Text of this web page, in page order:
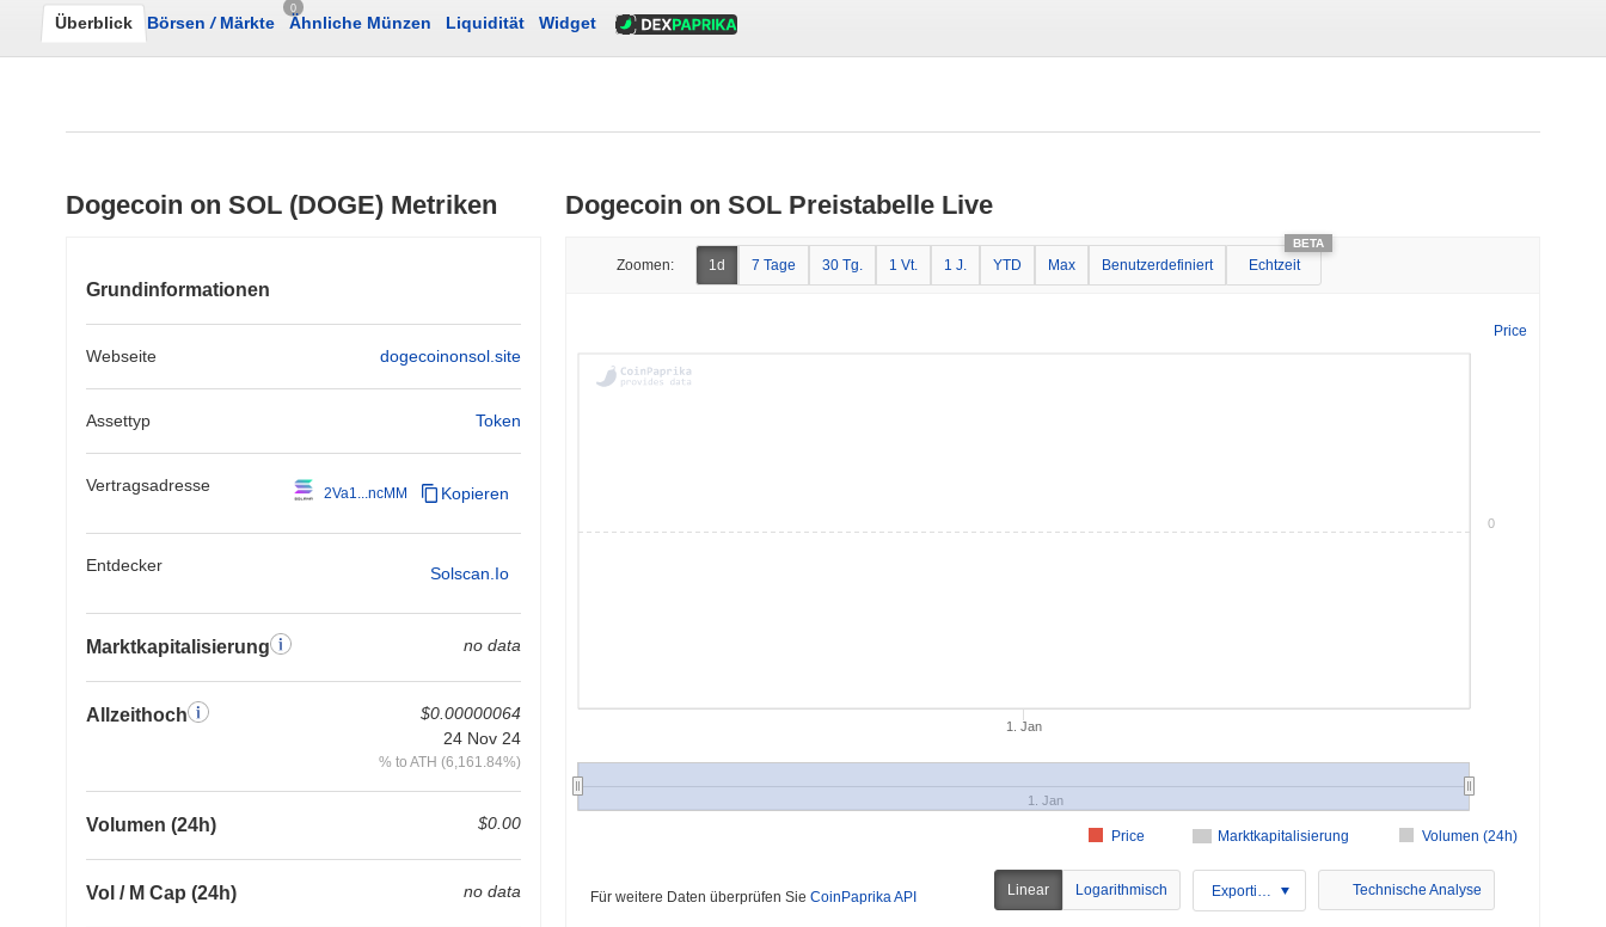
Überblick Börsen /Märkte
0
Ähnliche Münzen Liquidität Widget
Dogecoin on SOL (DOGE) Metriken
Grundinformationen
Webseite dogecoinonsol.site
Assettyp Token
Vertragsadresse 2Va1...ncMM Kopieren
Entdecker Solscan.io
Marktkapitalisierung no data
Allzeithoch
$0.00000064
24 Nov 24
% to ATH (6,161.84%)
Volumen (24h) $0.00
Vol / M Cap (24h) no data
Dogecoin on SOL Preistabelle Live
Zoomen: 1d 7 Tage 30 Tg. 1 Vt. 1 J. YTD Max Benutzerdefiniert Echtzeit
Price
Marktkapitalisierung Volumen (24h)
Price
1. Jan
1. Jan
0
Für weitere Daten überprüfen Sie CoinPaprika API Linear Logarithmisch Exportieren Technische Analyse